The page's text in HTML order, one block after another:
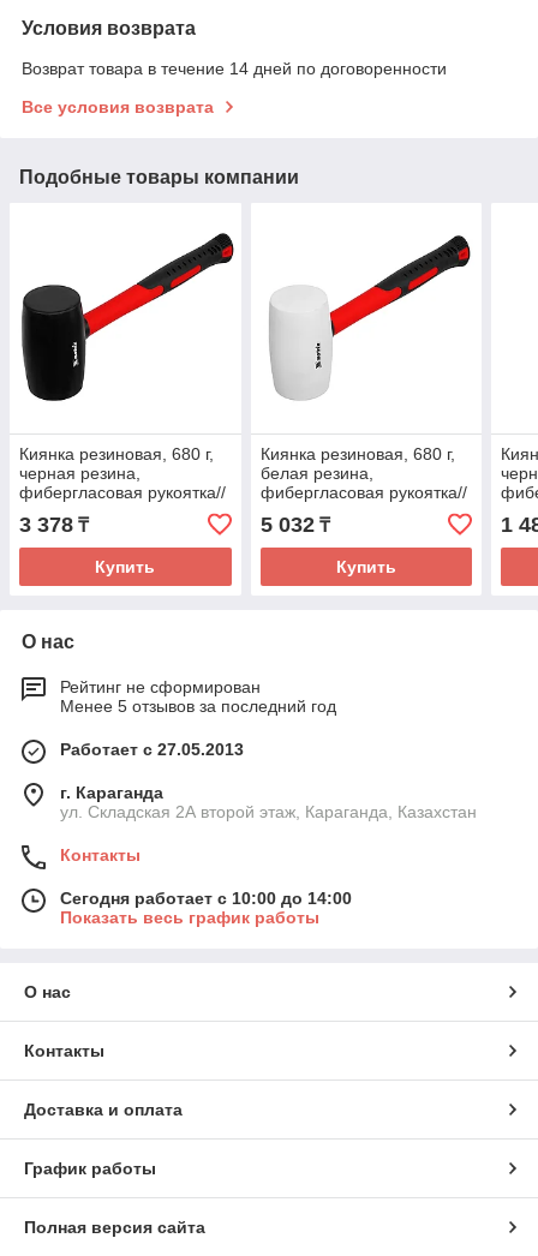
Условия возврата
Возврат товара в течение 14 дней по договоренности
Все условия возврата
Подобные товары компании
Киянка резиновая, 680 г,
черная резина,
фибергласовая рукоятка//
3 378 ₸
Купить
Киянка резиновая, 680 г,
белая резина,
фибергласовая рукоятка//
5 032₸
Купить
1
О нас
Рейтинг не сформирован
Менее 5 отзывов за последний год
Работает с 27.05.2013
г. Караганда
ул. Складская 2А второй этаж, Караганда, Казахстан
Контакты
Сегодня работает с 10:00 до 14:00
Показать весь график работы
О нас
Контакты
Доставка и оплата
График работы
Полная версия сайта